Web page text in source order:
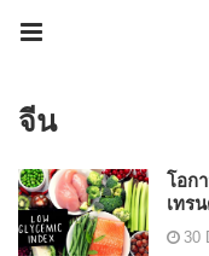
จีน
โอก
เทร
30